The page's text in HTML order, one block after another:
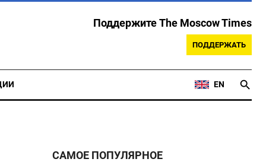
Поддержите The Moscow Times
ПОДДЕРЖАТЬ
EN
САМОЕ ПОПУЛЯРНОЕ